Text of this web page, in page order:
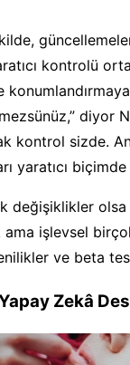
kontrolü
diyor
kontrol sizde.
yaratıcı
değişiklikler
işlevsel
ve beta
Zekâ